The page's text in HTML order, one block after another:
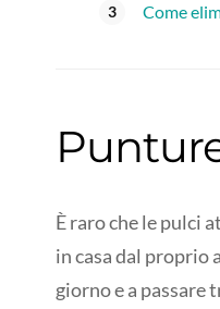
Come
È raro che le pulci
in casa dal proprio
giorno e a passare